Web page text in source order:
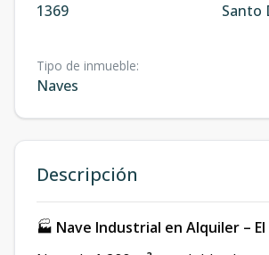
1369 Santo
Tipo de inmueble:
Naves
Descripción
🏭 Nave Industrial en Alquiler –